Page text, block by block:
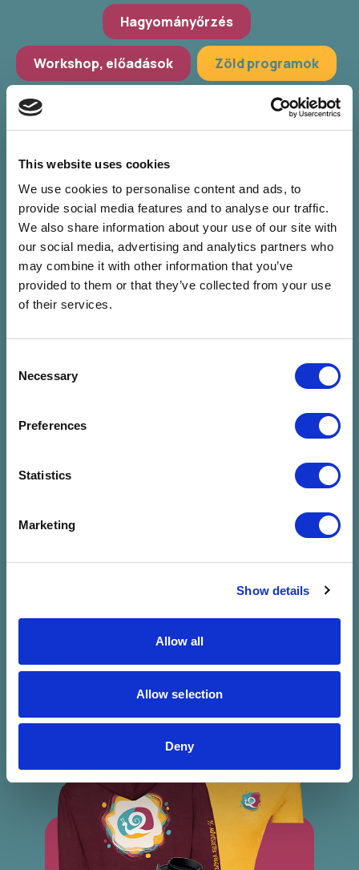
This website uses cookies
We use cookies to personalise content and ads, to
provide social media features and to analyse our traffic.
We also share information about your use of our site with
our social media, advertising and analytics partners who
may combine it with other information that you’ve
provided to them or that they’ve collected from your use
of their services.
Selection
Necessary
Preferences
Statistics
Marketing
Show details
Allow all
Allow selection
Deny
Hagyományőrzés
Workshop, előadások Zöld programok
További szűrés
Válassz helyszínt
Válassz időpontot
Nincs találat a
megadott
szűrésre